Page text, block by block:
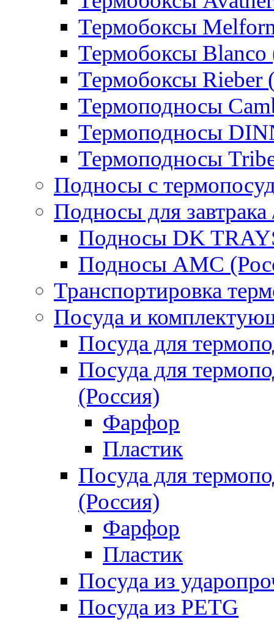
Термобоксы
Термобоксы Blanco
Термобоксы Rieber
Термоподносы
Термоподносы
Термоподносы
Подносы с
Подносы для завтрака
Подносы DK
Подносы AMC
Транспортировка
Посуда и
Посуда для
Посуда для
(Россия)
Фарфор
Пластик
Посуда для
(Россия)
Фарфор
Пластик
Посуда из
Посуда из PETG